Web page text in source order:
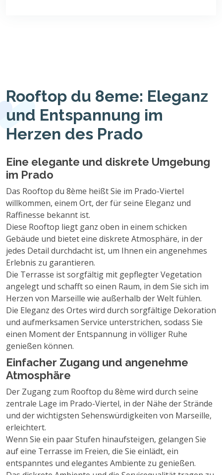
Rooftop du 8eme: Eleganz
und Entspannung im
Herzen des Prado
Eine elegante und diskrete Umgebung
im Prado
Das Rooftop du 8ème heißt Sie im Prado-Viertel
willkommen, einem Ort, der für seine Eleganz und
Raffinesse bekannt ist.
Diese Rooftop liegt ganz oben in einem schicken
Gebäude und bietet eine diskrete Atmosphäre, in der
jedes Detail durchdacht ist, um Ihnen ein angenehmes
Erlebnis zu garantieren.
Die Terrasse ist sorgfältig mit gepflegter Vegetation
angelegt und schafft so einen Raum, in dem Sie sich im
Herzen von Marseille wie außerhalb der Welt fühlen.
Die Eleganz des Ortes wird durch sorgfältige Dekoration
und aufmerksamen Service unterstrichen, sodass Sie
einen Moment der Entspannung in völliger Ruhe
genießen können.
Einfacher Zugang und angenehme
Atmosphäre
Der Zugang zum Rooftop du 8ème wird durch seine
zentrale Lage im Prado-Viertel, in der Nähe der Strände
und der wichtigsten Sehenswürdigkeiten von Marseille,
erleichtert.
Wenn Sie ein paar Stufen hinaufsteigen, gelangen Sie
auf eine Terrasse im Freien, die Sie einlädt, ein
entspanntes und elegantes Ambiente zu genießen.